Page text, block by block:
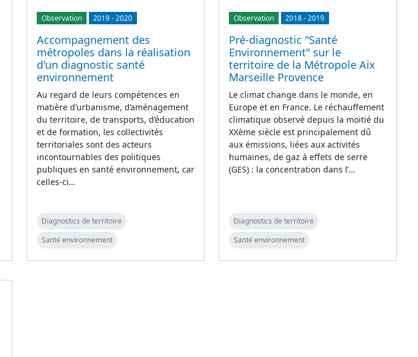
Observation 2019-2020
Accompagnement des
métropoles dans la réalisation
d'un diagnostic santé
environnement
Au regard de leurs compétences en
matière d’urbanisme, d’aménagement
du territoire, de transports, d’éducation
et de formation, les collectivités
territoriales sont des acteurs
incontournables des politiques
publiques en santé environnement, car
celles-ci…
Diagnostics de territoire
Santé environnement
Observation 2018-2019
Pré-diagnostic "Santé
Environnement" sur le
territoire de la Métropole Aix
Marseille Provence
Le climat change dans le monde, en
Europe et en France. Le réchauffement
climatique observé depuis la moitié du
XXème siècle est principalement dû
aux émissions, liées aux activités
humaines, de gaz à effets de serre
(GES) : la concentration dans l’…
Diagnostics de territoire
Santé environnement